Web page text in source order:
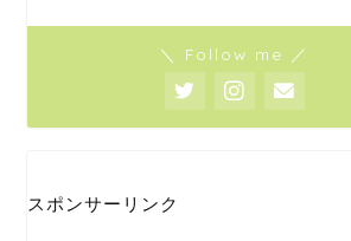
＼ Follow me ／
スポンサーリンク